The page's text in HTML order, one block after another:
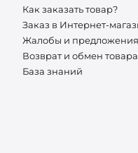
Как заказать товар?
Заказ в Интернет-
Жалобы и предложения
Возврат и обмен товара
База знаний